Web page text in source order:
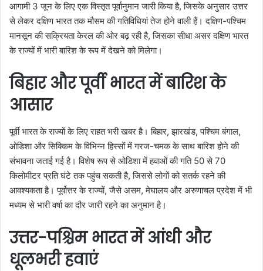
आगामी 3 जून के लिए एक विस्तृत पूर्वानुमान जारी किया है, जिसके अनुसार उत्तर
से लेकर दक्षिण भारत तक मौसम की गतिविधियां तेज होने वाली हैं। दक्षिण-पश्चिम
मानसून की सक्रियता केरल की ओर बढ़ रही है, जिसका सीधा असर दक्षिण भारत
के राज्यों में भारी बारिश के रूप में देखने को मिलेगा।
बिहार और पूर्वी भारत में बारिश के
आसार
पूर्वी भारत के राज्यों के लिए राहत भरी खबर है। बिहार, झारखंड, पश्चिम बंगाल,
ओडिशा और सिक्किम के विभिन्न हिस्सों में गरज-चमक के साथ बारिश होने की
संभावना जताई गई है। विशेष रूप से ओडिशा में हवाओं की गति 50 से 70
किलोमीटर प्रति घंटे तक पहुंच सकती है, जिससे लोगों को सतर्क रहने की
आवश्यकता है। पूर्वोत्तर के राज्यों, जैसे असम, मेघालय और अरुणाचल प्रदेश में भी
मध्यम से भारी वर्षा का दौर जारी रहने का अनुमान है।
उत्तर-पश्चिम भारत में आंधी और
धूलभरी हवाएं